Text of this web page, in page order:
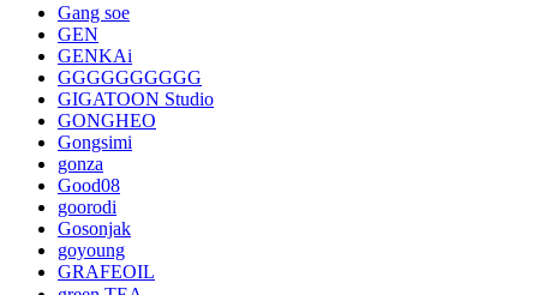
Gang soe
GEN
GENKAi
GGGGGGGGGG
GIGATOON Studio
GONGHEO
Gongsimi
gonza
Good08
goorodi
Gosonjak
goyoung
GRAFEOIL